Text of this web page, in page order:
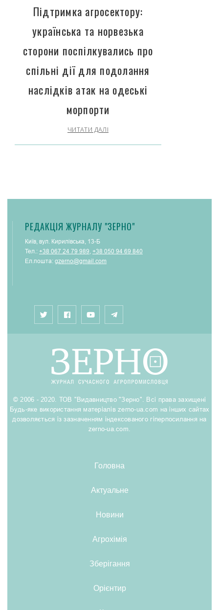
Підтримка агросектору:
українська та норвезька
сторони поспілкувались про
спільні дії для подолання
наслідків атак на одеські
морпорти
ЧИТАТИ ДАЛІ
РЕДАКЦІЯ ЖУРНАЛУ "ЗЕРНО"
Київ, вул. Кирилівська, 13-Б
Тел.: +38 067 24 79 989, +38 050 94 69 840
Ел.пошта: gzerno@gmail.com
© 2006 - 2020. ТОВ "Видавництво "Зерно". Всі права захищені
Будь-яке використання матеріалів zerno-ua.com на інших сайтах
дозволяється із зазначенням індексованого гіперпосилання на
zerno-ua.com.
Головна
Актуальне
Новини
Агрохімія
Зберігання
Орієнтир